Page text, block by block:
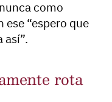
como
ese “espero que
así”.
rota